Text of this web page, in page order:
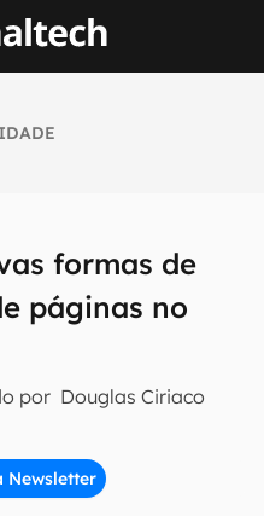
formas de
páginas no
por Douglas Ciriaco
Newsletter
em primeira
se
com os Termos de
do Canaltech.